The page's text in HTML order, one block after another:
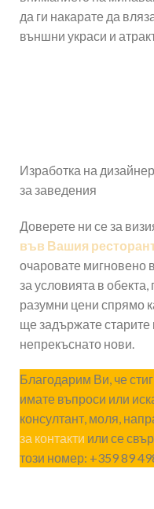
да ги накарате да
външни украси и
Изработка на
за заведения
Доверете ни се за
във Вашия
очаровате мигновено
за условията в
разумни цени спрямо
ще задържате
непрекъснато нови.
Благодарим Ви, че
имате въпроси или
консултант, моля,
за контакти или се
този номер: +359 89